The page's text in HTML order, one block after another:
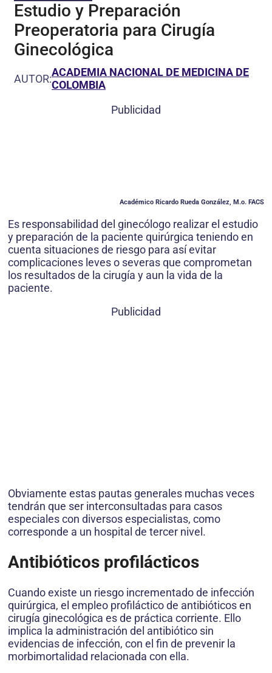
Estudio y Preparación
Preoperatoria para Cirugía
Ginecológica
AUTOR:ACADEMIA NACIONAL DE MEDICINA DE
COLOMBIA
Publicidad
Académico Ricardo Rueda González, M.o. FACS
Es responsabilidad del ginecólogo realizar el estudio
y preparación de la paciente quirúrgica teniendo en
cuenta situaciones de riesgo para así evitar
complicaciones leves o severas que comprometan
los resultados de la cirugía y aun la vida de la
paciente.
Publicidad
Obviamente estas pautas generales muchas veces
tendrán que ser interconsultadas para casos
especiales con diversos especialistas, como
corresponde a un hospital de tercer nivel.
Antibióticos profilácticos
Cuando existe un riesgo incrementado de infección
quirúrgica, el empleo profiláctico de antibióticos en
cirugía ginecológica es de práctica corriente. Ello
implica la administración del antibiótico sin
evidencias de infección, con el fin de prevenir la
morbimortalidad relacionada con ella.